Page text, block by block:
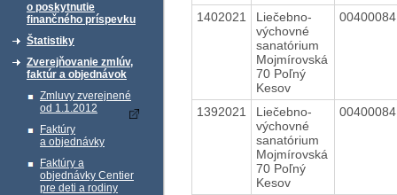
o poskytnutie
finančného príspevku
Štatistiky
Zverejňovanie zmlúv,
faktúr a objednávok
Zmluvy zverejnené
od 1.1.2012
Faktúry
a objednávky
Faktúry a
objednávky Centier
pre deti a rodiny
1402021
Liečebno-
výchovné
sanatórium
Mojmírovská
70 Poľný
Kesov
1392021
Liečebno-
výchovné
sanatórium
Mojmírovská
70 Poľný
Kesov